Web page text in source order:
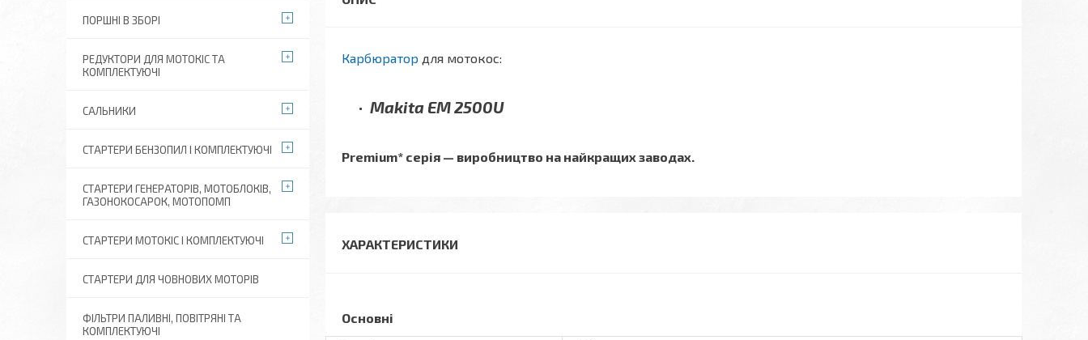
Карбюратор для мотокос:
Makita EM 2500U
Premium* серія — виробництво на найкращих заводах.
ХАРАКТЕРИСТИКИ
Основні
ПОРШНІ В ЗБОРІ
РЕДУКТОРИ ДЛЯ МОТОКІС ТА
КОМПЛЕКТУЮЧІ
САЛЬНИКИ
СТАРТЕРИ БЕНЗОПИЛ І КОМПЛЕКТУЮЧІ
СТАРТЕРИ ГЕНЕРАТОРІВ, МОТОБЛОКІВ,
ГАЗОНОКОСАРОК, МОТОПОМП
СТАРТЕРИ МОТОКІС І КОМПЛЕКТУЮЧІ
СТАРТЕРИ ДЛЯ ЧОВНОВИХ МОТОРІВ
ФІЛЬТРИ ПАЛИВНІ, ПОВІТРЯНІ ТА
КОМПЛЕКТУЮЧІ